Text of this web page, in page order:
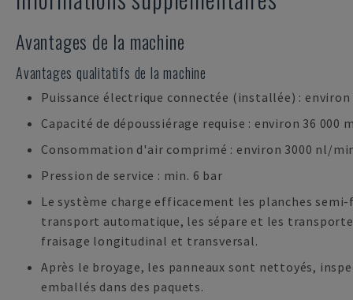
Avantages de la machine
Avantages qualitatifs de la machine
Puissance électrique connectée (installée) : environ
Capacité de dépoussiérage requise : environ 36 000
Consommation d'air comprimé : environ 3000 nl/
Pression de service : min. 6 bar
Le système charge efficacement les planches
transport automatique, les sépare et les
fraisage longitudinal et transversal.
Après le broyage, les panneaux sont nettoyés,
emballés dans des paquets.